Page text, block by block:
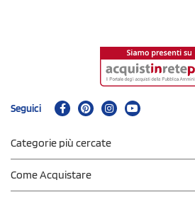
Seguici
Categorie più cercate
Come Acquistare